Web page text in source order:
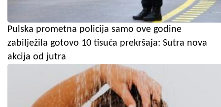
Pulska prometna policija samo ove godine
zabilježila gotovo 10 tisuća prekršaja: Sutra nova
akcija od jutra